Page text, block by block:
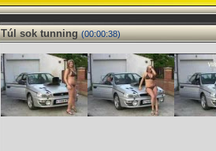
Túl sok tunning (00:00:38)